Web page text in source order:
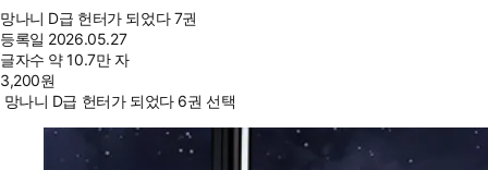
망나니 D급 헌터가 되었다 7권
등록일 2026.05.27
글자수 약 10.7만 자
3,200원
망나니 D급 헌터가 되었다 6권 선택